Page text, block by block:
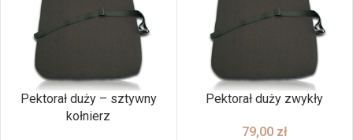
Pektorał duży – sztywny
kołnierz
Pektorał duży zwykły
79,00 zł